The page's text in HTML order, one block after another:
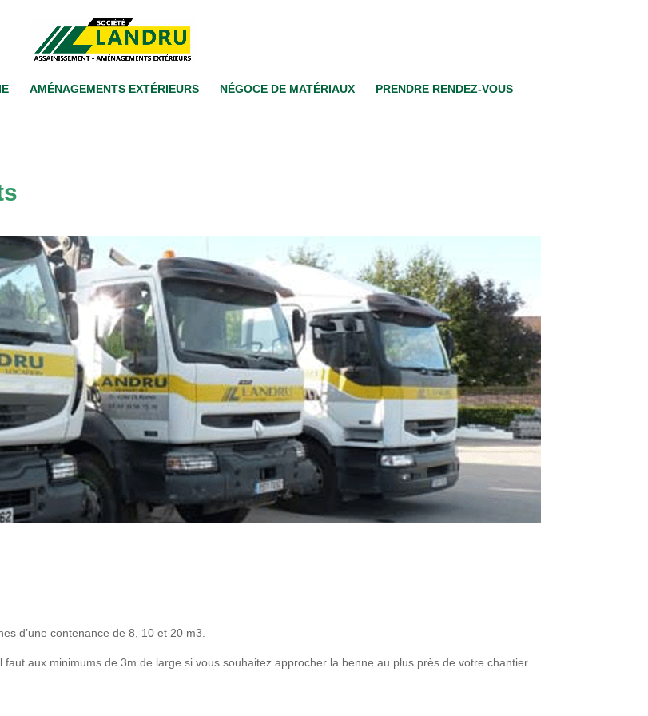
AMÉNAGEMENTS EXTÉRIEURS NÉGOCE DE MATÉRIAUX PRENDRE RENDEZ-VOUS
d’une contenance de 8, 10 et 20 m3.
faut aux minimums de 3m de large si vous souhaitez approcher la benne au plus près de votre chantier